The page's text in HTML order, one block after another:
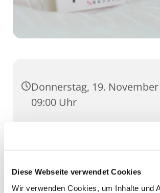
Diese Webseite verwendet Cookies
Wir verwenden Cookies, um Inhalte und
Donnerstag, 19. November
09:00 Uhr
Cruciskirche, Klostergang